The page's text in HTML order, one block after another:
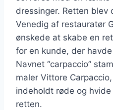
dressinger. Retten blev
Venedig af restauratør
ønskede at skabe en
for en kunde, der
Navnet “carpaccio”
maler Vittore
indeholdt røde og
retten.